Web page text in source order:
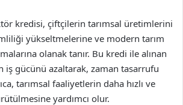
kredisi, çiftçilerin tarımsal üretimlerini
yükseltmelerine ve modern tarım
olanak tanır. Bu kredi ile alınan
iş gücünü azaltarak, zaman tasarrufu
tarımsal faaliyetlerin daha hızlı ve
yardımcı olur.